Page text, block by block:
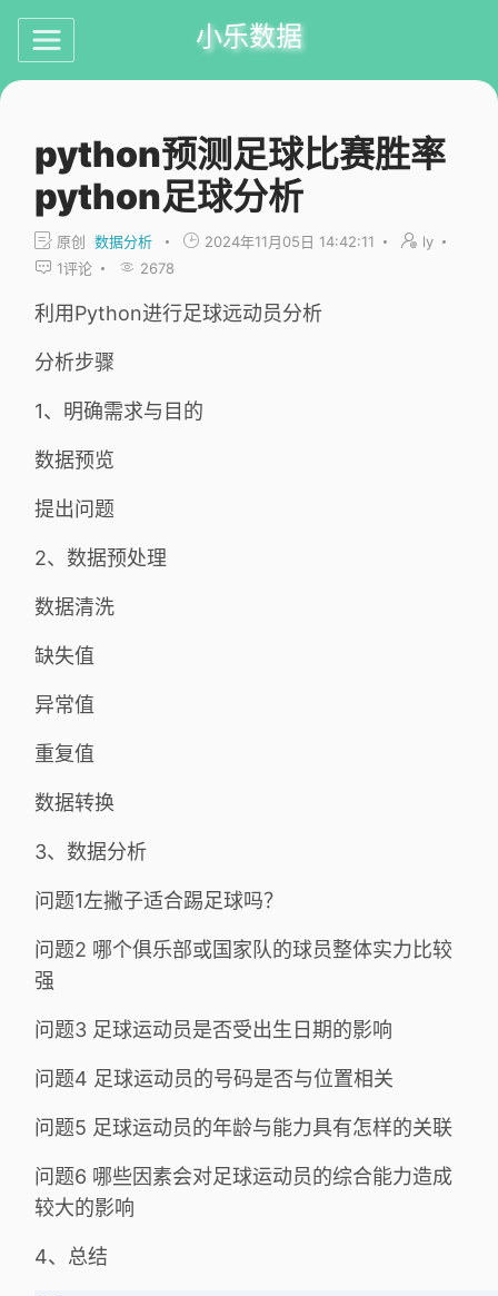
小乐数据
python预测足球比赛胜率
python足球分析
原创 数据分析 2024年11月05日 14:42:11
ly
1评论 2678
利用Python进行足球远动员分析
分析步骤
1、明确需求与目的
数据预览
提出问题
2、数据预处理
数据清洗
缺失值
异常值
重复值
数据转换
3、数据分析
问题1左撇子适合踢足球吗？
问题2 哪个俱乐部或国家队的球员整体实力比较
强
问题3 足球运动员是否受出生日期的影响
问题4 足球运动员的号码是否与位置相关
问题5 足球运动员的年龄与能力具有怎样的关联
问题6 哪些因素会对足球运动员的综合能力造成
较大的影响
4、总结